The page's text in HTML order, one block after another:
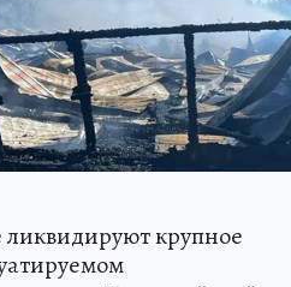
крупное